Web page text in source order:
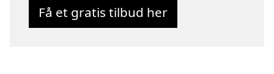
Få et gratis tilbud her